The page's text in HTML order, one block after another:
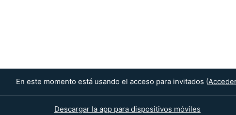
En este momento está usando el acceso para invitados (
Descargar la app para dispositivos móviles